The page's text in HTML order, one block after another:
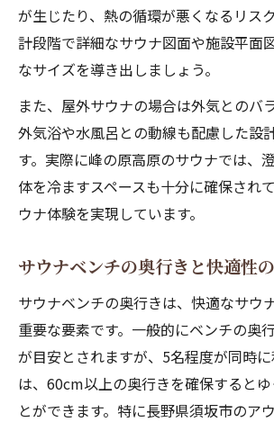
が生じたり、熱の循環が悪くなるリス
計段階で詳細なサウナ図面や施設平面
なサイズを導き出しましょう。
また、屋外サウナの場合は外気とのバ
外気浴や水風呂との動線も配慮した設
す。実際に峰の原高原のサウナでは、
体を冷ますスペースも十分に確保され
ウナ体験を実現しています。
サウナベンチの奥行きと快適性
サウナベンチの奥行きは、快適なサウ
重要な要素です。一般的にベンチの奥
が目安とされますが、5名程度が同時
は、60cm以上の奥行きを確保すると
とができます。特に長野県須坂市のア